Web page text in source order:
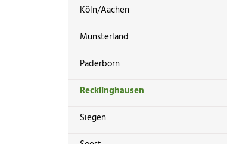
Köln/Aachen
Münsterland
Paderborn
Recklinghausen
Siegen